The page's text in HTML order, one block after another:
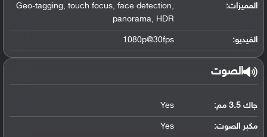
المميزات:
Geo-tagging, touch focus, face detection,
panorama, HDR
الفيديو: 1080p@30fps
الصوت
جاك 3.5 مم: Yes
مكبر الصوت: Yes